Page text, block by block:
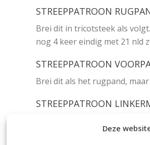
Deze
STREEPPATROON
Brei dit in tricotsteek als
nog 4 keer eindig met 21 nld
STREEPPATROON
Brei dit als het rugpand,
STREEPPATROON